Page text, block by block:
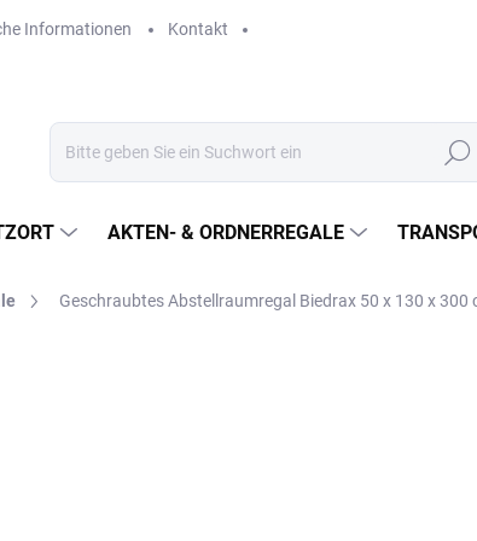
Informationen Kontakt
Suchen
AKTEN- & ORDNERREGALE
Geschraubtes Abstellraumregal Biedrax 50 x 130 x